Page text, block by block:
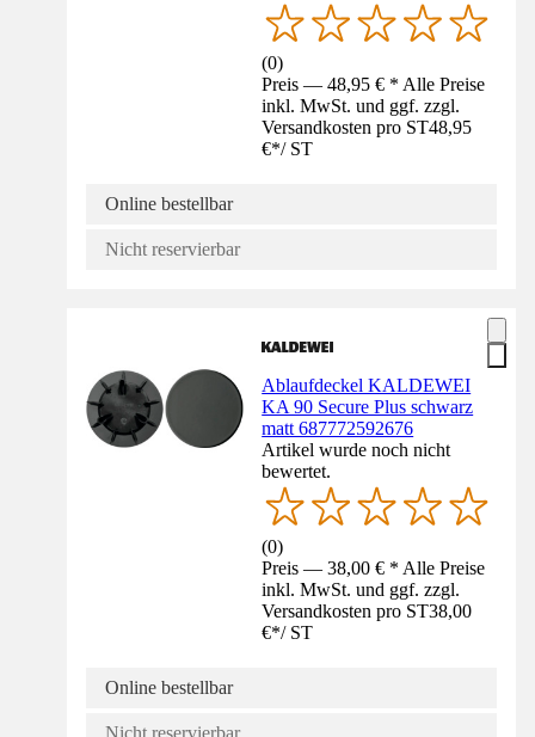
(0)
Preis — 48,95 € * Alle Preise
inkl. MwSt. und ggf. zzgl.
Versandkosten pro ST48,95
€*/ ST
Online bestellbar
Nicht reservierbar
Ablaufdeckel KALDEWEI
KA 90 Secure Plus schwarz
matt 687772592676
Artikel wurde noch nicht
bewertet.
(0)
Preis — 38,00 € * Alle Preise
inkl. MwSt. und ggf. zzgl.
Versandkosten pro ST38,00
€*/ ST
Online bestellbar